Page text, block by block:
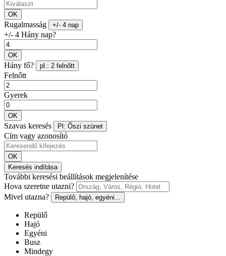
OK
Rugalmasság +/- 4 nap
+/- 4 Hány nap?
OK
Hány fő? pl.: 2 felnőtt
Felnőtt
Gyerek
OK
Szavas keresés Pl: Őszi szünet
Cím vagy azonosító
OK
Keresés indítása
További keresési beállítások megjelenítése
Hova szeretne utazni?
Mivel utazna?
Repülő, hajó, egyéni...
Repülő
Hajó
Egyéni
Busz
Mindegy